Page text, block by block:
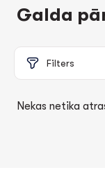
Galda
Filters
Nekas netika